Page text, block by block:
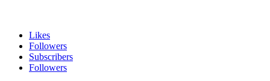
Likes
Followers
Subscribers
Followers